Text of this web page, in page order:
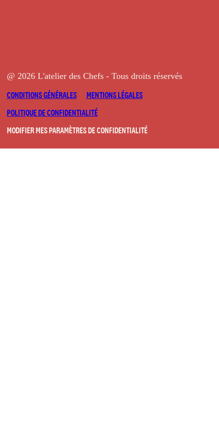
@ 2026 L'atelier des Chefs - Tous droits réservés
CONDITIONS GÉNÉRALES
MENTIONS LÉGALES
POLITIQUE DE CONFIDENTIALITÉ
MODIFIER MES PARAMÈTRES DE CONFIDENTIALITÉ